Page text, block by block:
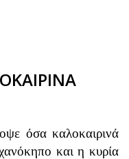
όσα καλοκαιρινά
και η κυρία